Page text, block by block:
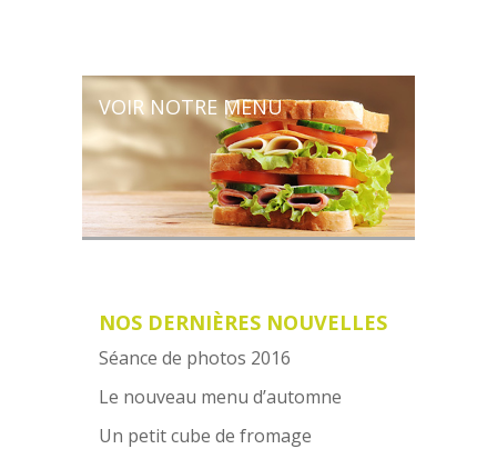
VOIR NOTRE MENU
NOS DERNIÈRES NOUVELLES
Séance de photos 2016
Le nouveau menu d’automne
Un petit cube de fromage